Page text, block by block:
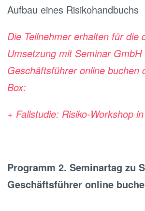
Aufbau eines Risikohandbuchs
Die Teilnehmer erhalten für die
Umsetzung mit Seminar GmbH
Geschäftsführer online buchen
Box:
+ Fallstudie: Risiko-Workshop
Programm 2. Seminartag zu
Geschäftsführer online